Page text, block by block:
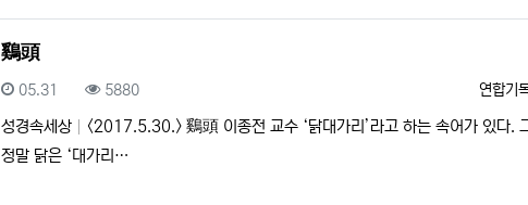
鷄頭
등록자
연합기
등록일
05.31 조회
5880
성경속세상
<2017.5.30.> 鷄頭 이종전 교수 ‘닭대가리’라고 하는 속어가 있다.
정말 닭은 ‘대가리…